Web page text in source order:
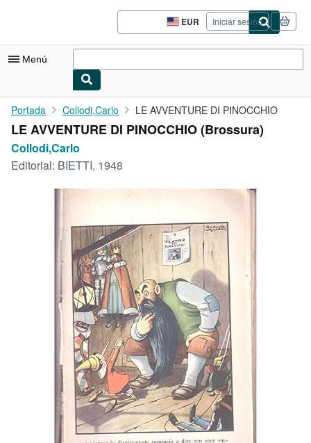
Pasar al contenido principal
EUR
Preferencias
de
del
Iniciar sesión
Menú
Mi cuenta
Consultar mis pedidos
Cerrar sesión
Libros antiguos
Arte y coleccionismo
Comenzar a vender
CERRAR
Portada Collodi,Carlo LE AVVENTURE DI PINOCCHIO
LE AVVENTURE DI PINOCCHIO (Brossura)
Collodi,Carlo
Editorial: BIETTI, 1948